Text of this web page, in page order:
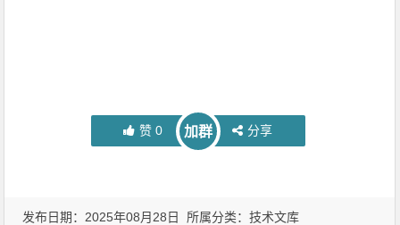
赞 0 加群 分享
发布日期：2025年08月28日 所属分类：技术文库